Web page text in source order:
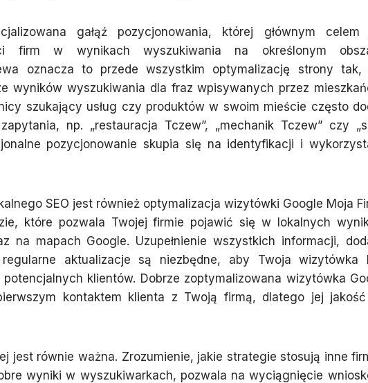
gałąź pozycjonowania, której głównym celem
firm w wynikach wyszukiwania na określonym
oznacza to przede wszystkim optymalizację strony tak,
wyników wyszukiwania dla fraz wpisywanych przez
szukający usług czy produktów w swoim mieście często
np. „restauracja Tczew”, „mechanik Tczew” czy
pozycjonowanie skupia się na identyfikacji i
SEO jest również optymalizacja wizytówki Google Moja
które pozwala Twojej firmie pojawić się w lokalnych
na mapach Google. Uzupełnienie wszystkich informacji,
aktualizacje są niezbędne, aby Twoja wizytówka
klientów. Dobrze zoptymalizowana wizytówka
kontaktem klienta z Twoją firmą, dlatego jej
jest równie ważna. Zrozumienie, jakie strategie stosują inne
wyniki w wyszukiwarkach, pozwala na wyciągnięcie